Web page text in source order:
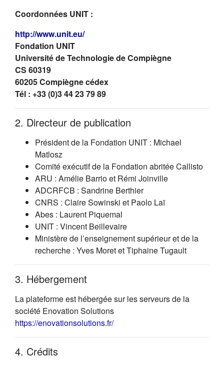
Coordonnées UNIT :
http://www.unit.eu/(s'ouvre dans un nouvel onglet)
Fondation UNIT
Université de Technologie de Compiègne
CS 60319
60205 Compiègne cédex
Tél : +33 (0)3 44 23 79 89
2. Directeur de publication
Président de la Fondation UNIT : Michael
Matlosz
Comité exécutif de la Fondation abritée Callisto
ARU : Amélie Barrio et Rémi Joinville
ADCRFCB : Sandrine Berthier
CNRS : Claire Sowinski et Paolo Laï
Abes : Laurent Piquemal
UNIT : Vincent Beillevaire
Ministère de l’enseignement supérieur et de la
recherche : Yves Moret et Tiphaine Tugault
3. Hébergement
La plateforme est hébergée sur les serveurs de la
société Enovation Solutions
https://enovationsolutions.fr/(s'ouvre dans un nouvel onglet)
4. Crédits